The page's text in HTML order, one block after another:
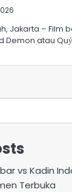
Jakarta – Film
Demon atau
vs Kadin
Terbuka